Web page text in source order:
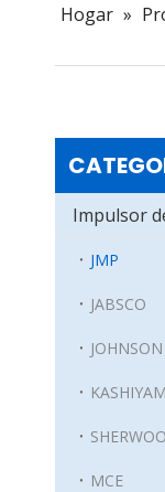
Hogar »
Impulsor
JMP
JABSCO
JOHNSON
MCE